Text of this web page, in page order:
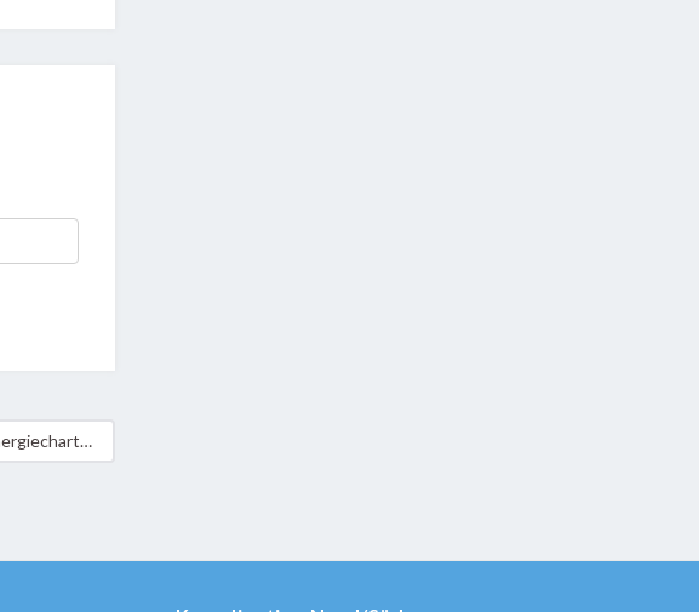
Webinar: Der Energiecharta-Vertrag und die Rolle Luxemburgs (DE/FR)